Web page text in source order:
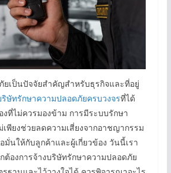
เป็นปัจจัยสำคัญสำหรับธุรกิจและที่อยู่
ษัทรักษาความปลอดภัยครบวงจรที่ได้
งที่ไม่ควรมองข้าม การมีระบบรักษา
พียงช่วยลดความเสี่ยงจากอาชญากรรม
มั่นให้กับลูกค้าและผู้เกี่ยวข้อง วันนี้เรา
องการจ้างบริษัทรักษาความปลอดภัย